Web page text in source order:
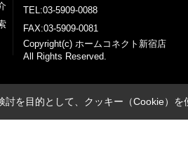
TEL:03-5909-0088
FAX:03-5909-0081
Copyright(c) ホームコネクト新宿店
All Rights Reserved.
を目的として、クッキー（Cookie）を